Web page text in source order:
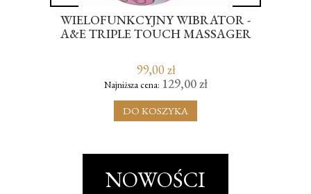
WIELOFUNKCYJNY WIBRATOR -
A&E TRIPLE TOUCH MASSAGER
99,00 zł
Najniższa cena: 129,00 zł
DO KOSZYKA
NOWOŚCI